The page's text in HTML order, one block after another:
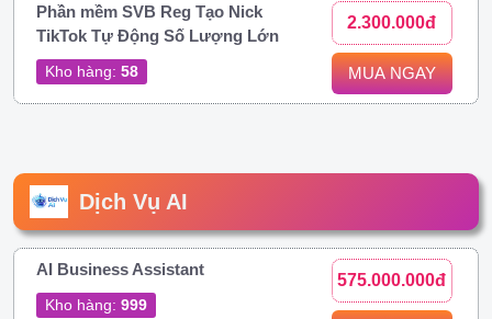
Phần mềm SVB Reg Tạo Nick
TikTok Tự Động Số Lượng Lớn
Kho hàng: 58
2.300.000đ
MUA NGAY
Dịch Vụ AI
AI Business Assistant
Kho hàng: 999
575.000.000đ